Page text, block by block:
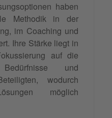
haben
Methodik in der
im Coaching und
Ihre Stärke liegt in
auf die
Bedürfnisse und
wodurch
möglich